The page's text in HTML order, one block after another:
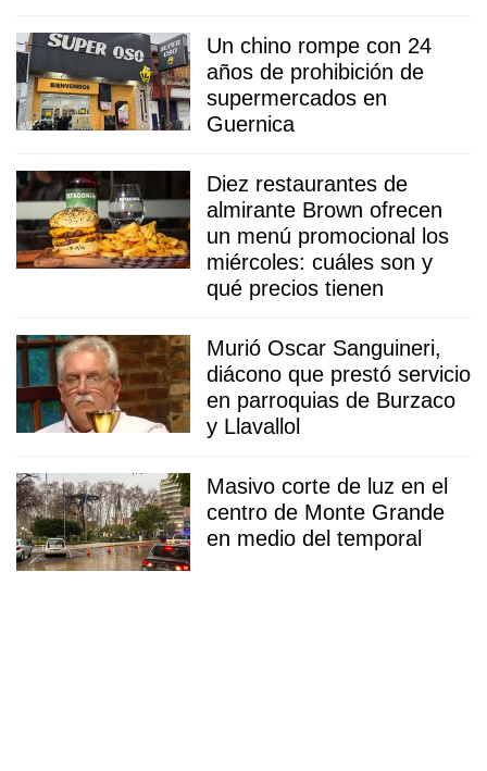
Un chino rompe con 24
años de prohibición de
supermercados en
Guernica
Diez restaurantes de
almirante Brown ofrecen
un menú promocional los
miércoles: cuáles son y
qué precios tienen
Murió Oscar Sanguineri,
diácono que prestó servicio
en parroquias de Burzaco
y Llavallol
Masivo corte de luz en el
centro de Monte Grande
en medio del temporal